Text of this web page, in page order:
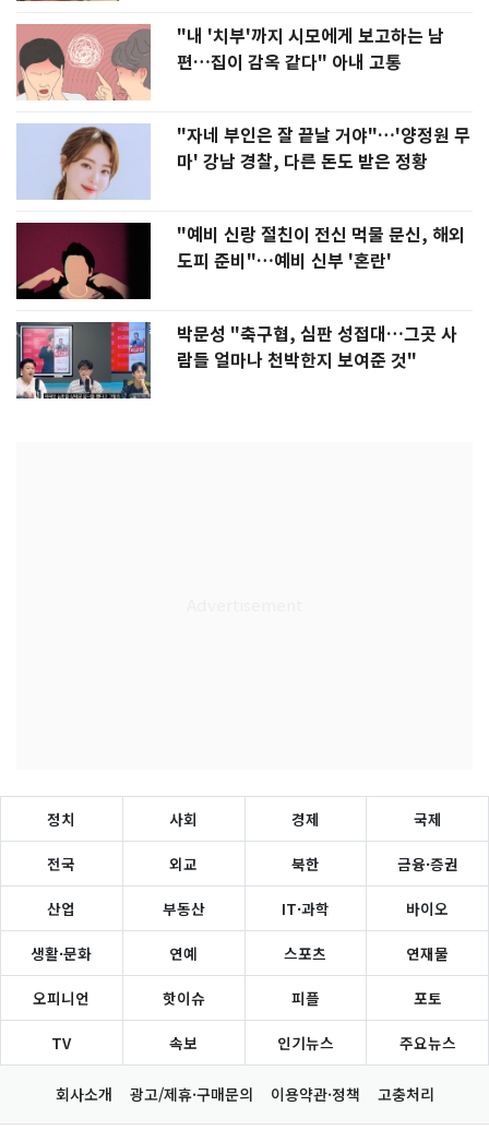
"내 '치부'까지 시모에게 보고하는 남
편…집이 감옥 같다" 아내 고통
"자네 부인은 잘 끝날 거야"…'양정원 무
마' 강남 경찰, 다른 돈도 받은 정황
"예비 신랑 절친이 전신 먹물 문신, 해외
도피 준비"…예비 신부 '혼란'
박문성 "축구협, 심판 성접대…그곳 사
람들 얼마나 천박한지 보여준 것"
정치 사회 경제 국제
전국 외교 북한 금융·증권
산업 부동산 IT·과학 바이오
생활·문화 연예 스포츠 연재물
오피니언 핫이슈 피플 포토
TV 속보 인기뉴스 주요뉴스
회사소개 광고/제휴·구매문의 이용약관·정책 고충처리